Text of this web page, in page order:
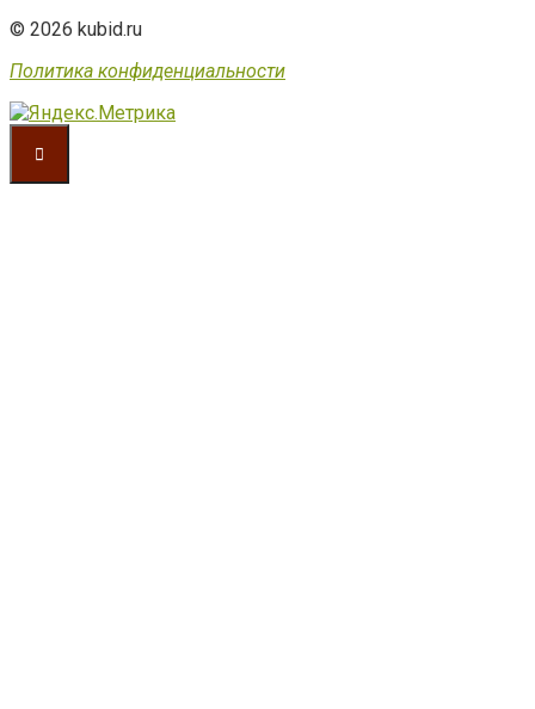
© 2026 kubid.ru
Политика конфиденциальности